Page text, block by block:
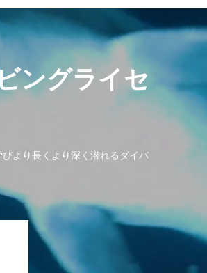
ングライセ
より長くより深く潜れるダイバ